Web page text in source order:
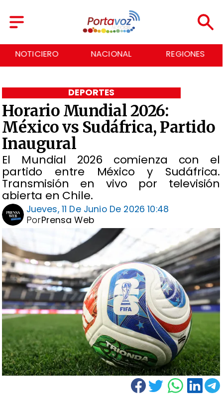
NOTICIERO NACIONAL REGIONES
Horario Mundial 2026:
México vs Sudáfrica, Partido
Inaugural
El Mundial 2026 comienza con el
partido entre México y Sudáfrica.
Transmisión en vivo por televisión
abierta en Chile.
DEPORTES
Jueves, 11 De Junio De 2026 10:48
Prensa Web
Por